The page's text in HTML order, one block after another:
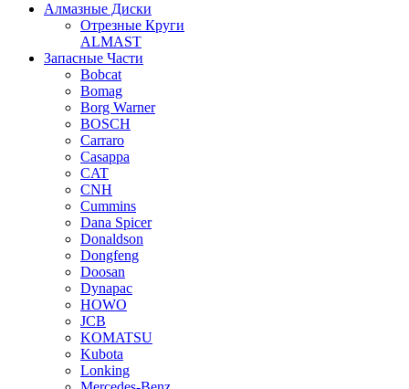
Алмазные Диски
Отрезные Круги
ALMAST
Запасные Части
Bobcat
Bomag
Borg Warner
BOSCH
Carraro
Casappa
CAT
CNH
Cummins
Dana Spicer
Donaldson
Dongfeng
Doosan
Dynapac
HOWO
JCB
KOMATSU
Kubota
Lonking